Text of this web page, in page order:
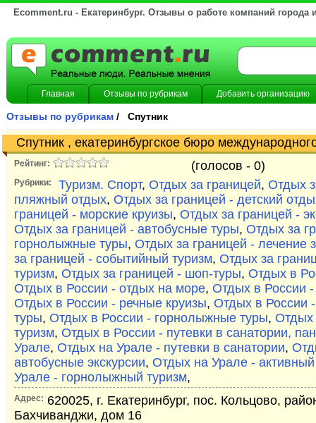
Ecomment.ru - Екатеринбург. Отзывы о работе компаний города
Главная Отзывы по рубрикам Добавить организацию
Отзывы по рубрикам / Спутник
Спутник , екатеринбургское бюро
Рейтинг: (голосов - 0)
Рубрики: Туризм. Спорт, Отдых за границей, Отдых
пляжный отдых, Отдых за границей - детский
границей - морские круизы, Отдых за границей -
Отдых за границей - автобусные туры, Отдых за
горнолыжные туры, Отдых за границей - лечение
за границей - событийный туризм, Отдых за
туризм, Отдых за границей - шоп-туры, Отдых в
Отдых в России - отдых на море, Отдых в России -
Отдых в России - речные круизы, Отдых в России
туры, Отдых в России - горнолыжные туры, Отдых
туризм, Отдых в России - путевки в санатории,
Урале, Отдых на Урале - путевки в санатории,
автобусные экскурсии, Отдых на Урале -
Урале - горнолыжный туризм,
Адрес: 620025, г. Екатеринбург, пос. Кольцово,
Бахчиванджи, дом 16